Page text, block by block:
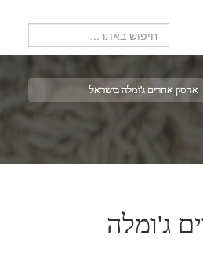
אחסון אתרים ג'ומלה בישראל
ג'ומלה